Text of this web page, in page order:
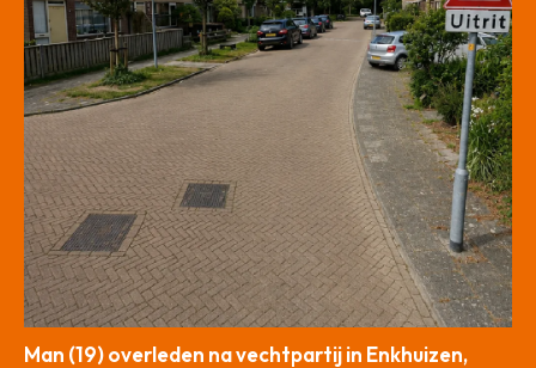
Man (19) overleden na vechtpartij in Enkhuizen,